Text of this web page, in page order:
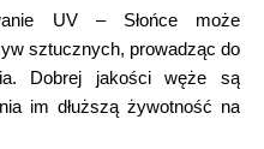
UV – Słońce może
sztucznych, prowadząc do
Dobrej jakości węże są
im dłuższą żywotność na